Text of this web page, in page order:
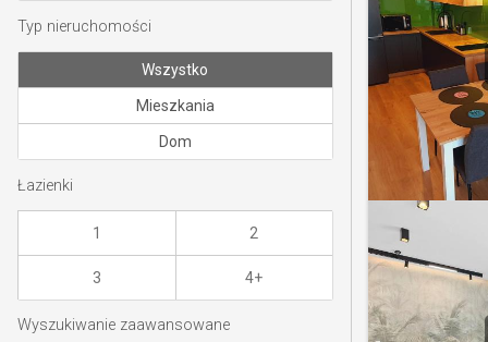
Typ nieruchomości
Wszystko
Mieszkania
Dom
Łazienki
1 2
3 4+
Wyszukiwanie zaawansowane